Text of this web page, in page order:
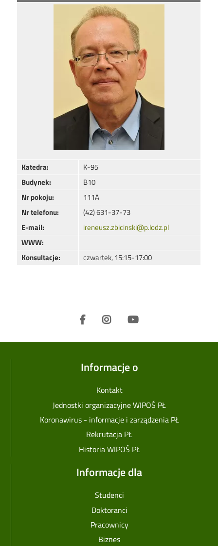
Katedra:
K-95
Budynek:
B10
Nr pokoju:
111A
Nr telefonu:
(42) 631-37-73
E-mail:
ireneusz.zbicinski@p.lodz.pl
WWW:
Konsultacje:
czwartek, 15:15-17:00
Informacje o
Kontakt
Jednostki organizacyjne WIPOŚ PŁ
Koronawirus - informacje i zarządzenia PŁ
Rekrutacja PŁ
Historia WIPOŚ PŁ
Informacje dla
Studenci
Doktoranci
Pracownicy
Biznes